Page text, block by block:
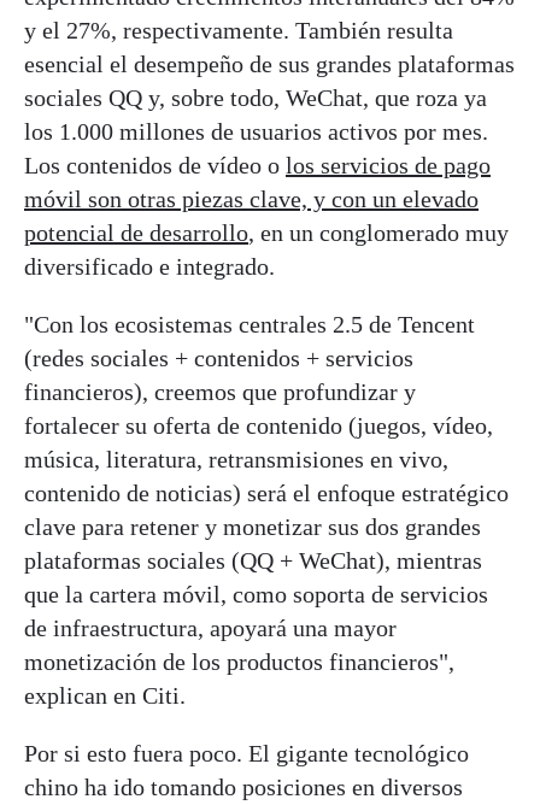
y el 27%, respectivamente. También resulta
esencial el desempeño de sus grandes plataformas
sociales QQ y, sobre todo, WeChat, que roza ya
los 1.000 millones de usuarios activos por mes.
Los contenidos de vídeo o los servicios de pago
móvil son otras piezas clave, y con un elevado
potencial de desarrollo, en un conglomerado muy
diversificado e integrado.
"Con los ecosistemas centrales 2.5 de Tencent
(redes sociales + contenidos + servicios
financieros), creemos que profundizar y
fortalecer su oferta de contenido (juegos, vídeo,
música, literatura, retransmisiones en vivo,
contenido de noticias) será el enfoque estratégico
clave para retener y monetizar sus dos grandes
plataformas sociales (QQ + WeChat), mientras
que la cartera móvil, como soporta de servicios
de infraestructura, apoyará una mayor
monetización de los productos financieros",
explican en Citi.
Por si esto fuera poco. El gigante tecnológico
chino ha ido tomando posiciones en diversos